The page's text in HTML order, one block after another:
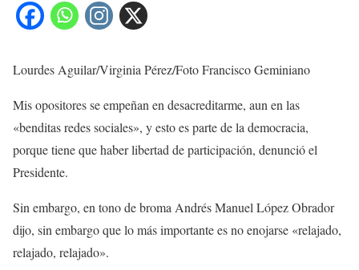
Lourdes Aguilar/Virginia Pérez/Foto Francisco Geminiano
Mis opositores se empeñan en desacreditarme, aun en las
«benditas redes sociales», y esto es parte de la democracia,
porque tiene que haber libertad de participación, denunció el
Presidente.
Sin embargo, en tono de broma Andrés Manuel López Obrador
dijo, sin embargo que lo más importante es no enojarse «relajado,
relajado, relajado».